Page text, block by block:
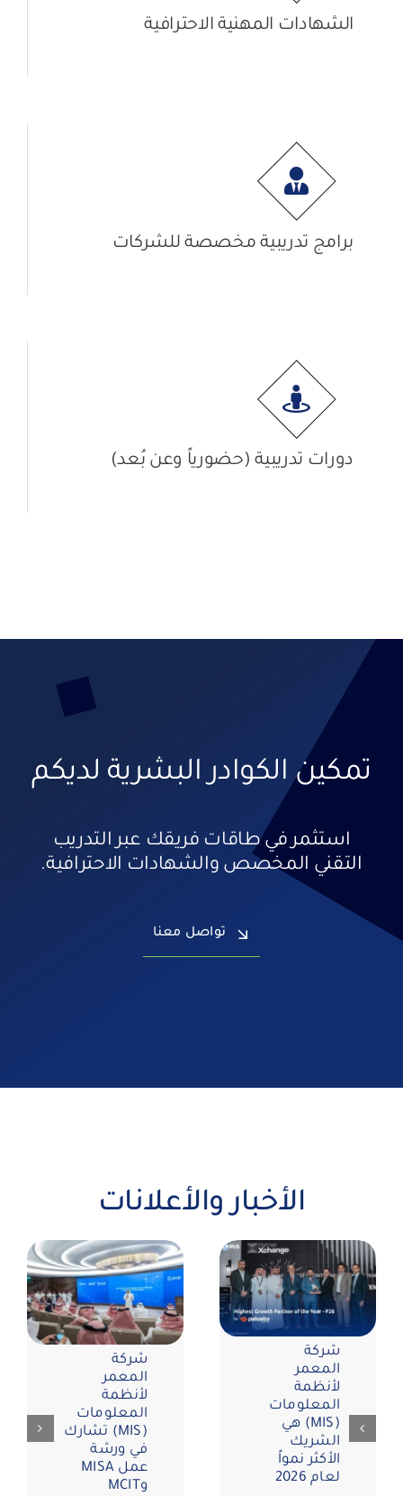
الشهادات المهنية الاحترافية
برامج تدريبية مخصصة للشركات
دورات تدريبية (حضورياً وعن بُعد)
تمكين الكوادر البشرية لديكم
استثمر في طاقات فريقك عبر التدريب
التقني المخصص والشهادات الاحترافية.
تواصل معنا
الأخبار والأعلانات
شركة
المعمر
لأنظمة
المعلومات
(MIS) هي
الشريك
الأكثر نمواً
لعام 2026
شركة
المعمر
لأنظمة
المعلومات
(MIS) تشارك
في ورشة
عمل MISA
وMCIT